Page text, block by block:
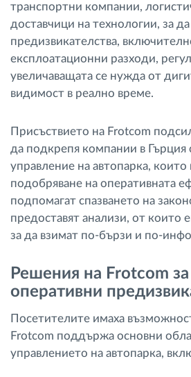
Калкулатор за спестявания
транспортни компании,
доставчици на технологии, за
предизвикателства,
експлоатационни разходи,
увеличаващата се нужда от
видимост в реално време.
Присъствието на Frotcom
да подкрепя компании в Гърция
управление на автопарка, които
подобряване на оперативната
подпомагат спазването на
предоставят анализи, от които
за да взимат по-бързи и по-
Решения на Frotcom
оперативни
Посетителите имаха
Frotcom поддържа основни
управлението на автопарка,